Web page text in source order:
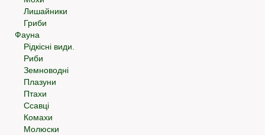
Лишайники
Гриби
Фауна
Рідкісні види.
Риби
Земноводні
Плазуни
Птахи
Ссавці
Комахи
Молюски